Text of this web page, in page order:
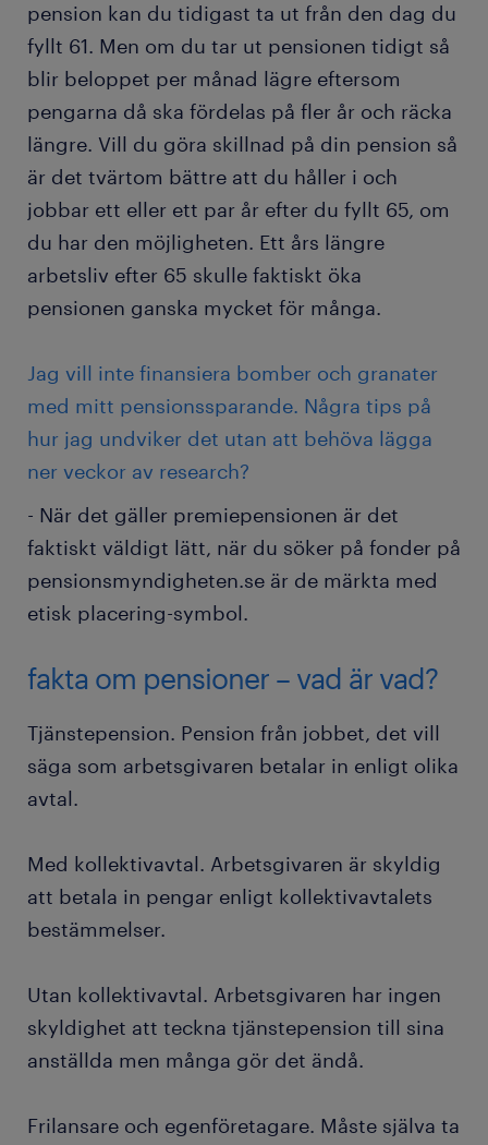
pension kan du tidigast ta ut från den dag du
fyllt 61. Men om du tar ut pensionen tidigt så
blir beloppet per månad lägre eftersom
pengarna då ska fördelas på fler år och räcka
längre. Vill du göra skillnad på din pension så
är det tvärtom bättre att du håller i och
jobbar ett eller ett par år efter du fyllt 65, om
du har den möjligheten. Ett års längre
arbetsliv efter 65 skulle faktiskt öka
pensionen ganska mycket för många.
Jag vill inte finansiera bomber och granater
med mitt pensionssparande. Några tips på
hur jag undviker det utan att behöva lägga
ner veckor av research?
- När det gäller premiepensionen är det
faktiskt väldigt lätt, när du söker på fonder på
pensionsmyndigheten.se är de märkta med
etisk placering-symbol.
fakta om pensioner – vad är vad?
Tjänstepension. Pension från jobbet, det vill
säga som arbetsgivaren betalar in enligt olika
avtal.
Med kollektivavtal. Arbetsgivaren är skyldig
att betala in pengar enligt kollektivavtalets
bestämmelser.
Utan kollektivavtal. Arbetsgivaren har ingen
skyldighet att teckna tjänstepension till sina
anställda men många gör det ändå.
Frilansare och egenföretagare. Måste själva ta